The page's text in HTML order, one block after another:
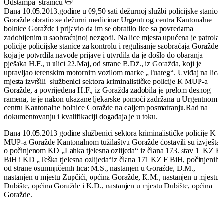
Datum: 13.05.2013.
Podijeli:
Odštampaj stranicu
Dana 10.05.2013.godine u 09,50 sati dežurnoj službi policijske
Goražde obratio se dežurni medicinar Urgentnog centra Kantonalne
bolnice Goražde i prijavio da im se obratilo lice sa povredama
zadobijenim u saobraćajnoj nezgodi. Na lice mjesta upućena je
policije policijske stanice za kontrolu i regulisanje saobraćaja
koja je potvrdila navode prijave i utvrdila da je došlo do obaranja
pješaka H.F., u ulici 22.Maj, od strane B.Dž., iz Goražda, koji je
upravljao terenskim motornim vozilom marke „Tuareg“. Uviđaj na
mjesta izvršili službenici sektora kriminalističke policije K MUP-a
Goražde, a povrijeđena H.F., iz Goražda zadobila je prelom desnog
centru Kantonalne bolnice Goražde na daljem posmatranju.Rad na
dokumentovanju i kvalifikaciji događaja je u toku.
Dana 10.05.2013 godine službenici sektora kriminalističke policije K
MUP-a Goražde Kantonalnom tužilaštvu Goražde dostavili su
o počinjenom KD „Lahka tjelesna ozlijeda“ iz člana 173. stav 1. KZ
BiH i KD „Teška tjelesna ozlijeda“iz člana 171 KZ F BiH,
od strane osumnjičenih lica: M.S., nastanjen u Goražde, D.M.,